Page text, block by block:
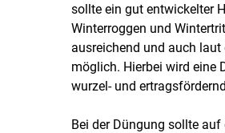
sollte ein gut entwickelter
Winterroggen und
ausreichend und auch
möglich. Hierbei wird eine
wurzel- und
Bei der Düngung sollte